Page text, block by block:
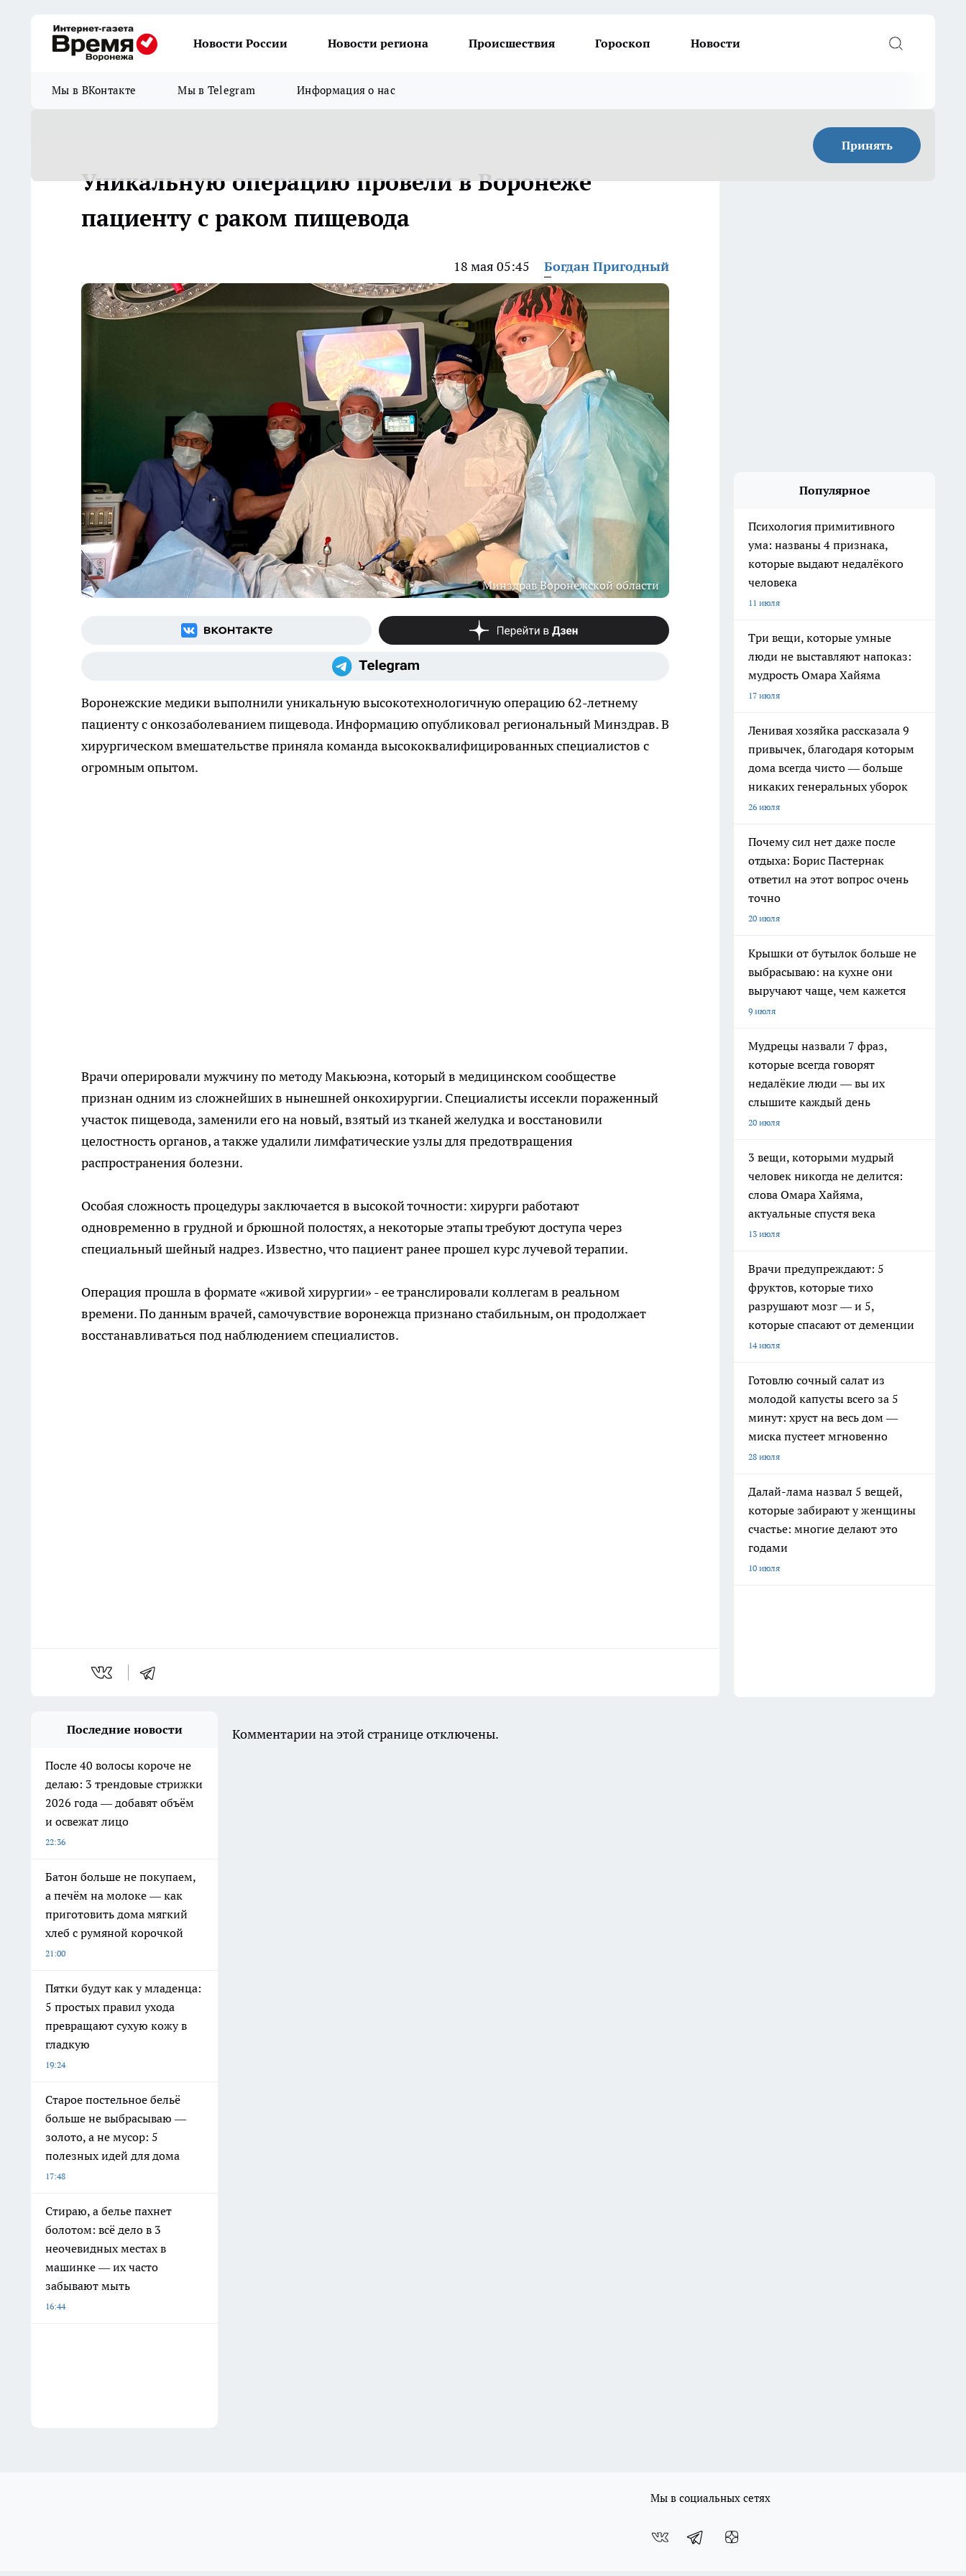
Новости России Новости региона Происшествия Гороскоп Новости
Мы в ВКонтакте Мы в Telegram Информация о нас
Принять
Уникальную операцию провели в Воронеже
пациенту с раком пищевода
18 мая 05:45 Богдан Пригодный
Минздрав Воронежской области
Воронежские медики выполнили уникальную высокотехнологичную операцию 62-летнему
пациенту с онкозаболеванием пищевода. Информацию опубликовал региональный Минздрав. В
хирургическом вмешательстве приняла команда высококвалифицированных специалистов с
огромным опытом.
Врачи оперировали мужчину по методу Макьюэна, который в медицинском сообществе
признан одним из сложнейших в нынешней онкохирургии. Специалисты иссекли пораженный
участок пищевода, заменили его на новый, взятый из тканей желудка и восстановили
целостность органов, а также удалили лимфатические узлы для предотвращения
распространения болезни.
Особая сложность процедуры заключается в высокой точности: хирурги работают
одновременно в грудной и брюшной полостях, а некоторые этапы требуют доступа через
специальный шейный надрез. Известно, что пациент ранее прошел курс лучевой терапии.
Операция прошла в формате «живой хирургии» - ее транслировали коллегам в реальном
времени. По данным врачей, самочувствие воронежца признано стабильным, он продолжает
восстанавливаться под наблюдением специалистов.
Популярное
Психология примитивного
ума: названы 4 признака,
которые выдают недалёкого
человека
11 июля
Три вещи, которые умные
люди не выставляют напоказ:
мудрость Омара Хайяма
17 июля
Ленивая хозяйка рассказала 9
привычек, благодаря которым
дома всегда чисто — больше
никаких генеральных уборок
26 июля
Почему сил нет даже после
отдыха: Борис Пастернак
ответил на этот вопрос очень
точно
20 июля
Крышки от бутылок больше не
выбрасываю: на кухне они
выручают чаще, чем кажется
9 июля
Мудрецы назвали 7 фраз,
которые всегда говорят
недалёкие люди — вы их
слышите каждый день
20 июля
3 вещи, которыми мудрый
человек никогда не делится:
слова Омара Хайяма,
актуальные спустя века
13 июля
Врачи предупреждают: 5
фруктов, которые тихо
разрушают мозг — и 5,
которые спасают от деменции
14 июля
Готовлю сочный салат из
молодой капусты всего за 5
минут: хруст на весь дом —
миска пустеет мгновенно
28 июля
Далай-лама назвал 5 вещей,
которые забирают у женщины
счастье: многие делают это
годами
10 июля
Последние новости
После 40 волосы короче не
делаю: 3 трендовые стрижки
2026 года — добавят объём
и освежат лицо
22:36
Батон больше не покупаем,
а печём на молоке — как
приготовить дома мягкий
хлеб с румяной корочкой
21:00
Пятки будут как у младенца:
5 простых правил ухода
превращают сухую кожу в
гладкую
19:24
Старое постельное бельё
больше не выбрасываю —
золото, а не мусор: 5
полезных идей для дома
17:48
Стираю, а белье пахнет
болотом: всё дело в 3
неочевидных местах в
машинке — их часто
забывают мыть
16:44
Комментарии на этой странице отключены.
Мы в социальных сетях